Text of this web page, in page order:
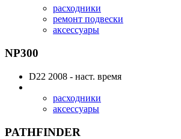
расходники
ремонт подвески
аксессуары
NP300
D22 2008 - наст. время
расходники
аксессуары
PATHFINDER